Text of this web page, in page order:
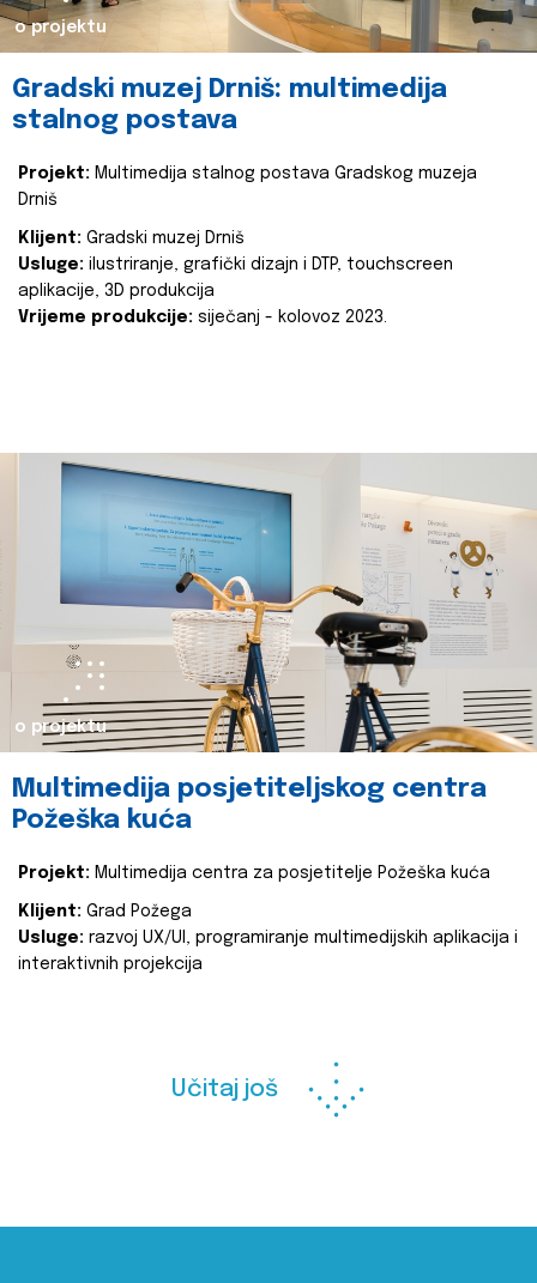
o projektu
Gradski muzej Drniš: multimedija
stalnog postava
Projekt: Multimedija stalnog postava Gradskog muzeja
Drniš
Klijent: Gradski muzej Drniš
Usluge: ilustriranje, grafički dizajn i DTP, touchscreen
aplikacije, 3D produkcija
Vrijeme produkcije: siječanj - kolovoz 2023.
o projektu
Multimedija posjetiteljskog centra
Požeška kuća
Projekt: Multimedija centra za posjetitelje Požeška kuća
Klijent: Grad Požega
Usluge: razvoj UX/UI, programiranje multimedijskih aplikacija i
interaktivnih projekcija
Učitaj još